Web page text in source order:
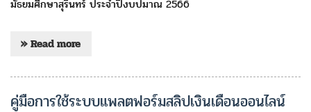
มัธยมศึกษาสุรินทร์ ประจำปีงบปมาณ 2566
» Read more
คู่มือการใช้ระบบแพลตฟอร์มสลิปเงินเดือนออนไลน์